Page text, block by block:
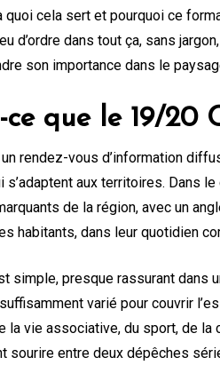
quoi cela sert et pourquoi ce
d’ordre dans tout ça, sans
son importance dans le
ce que le 19/20
rendez-vous d’information
s’adaptent aux territoires. Dans le
de la région, avec un
habitants, dans leur quotidien
simple, presque rassurant dans
varié pour couvrir
la vie associative, du sport, de
sourire entre deux dépêches